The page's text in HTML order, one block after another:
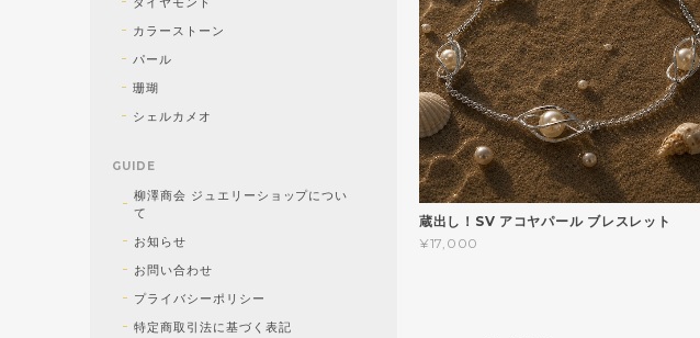
蔵出し！SV アコヤパール ブレスレット
¥17,000
カラーストーン
パール
珊瑚
シェルカメオ
GUIDE
柳澤商会 ジュエリーショップについ
て
お知らせ
お問い合わせ
プライバシーポリシー
特定商取引法に基づく表記